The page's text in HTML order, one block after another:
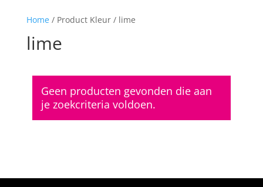
Home/ Product Kleur / lime
lime
Geen producten gevonden die aan
je zoekcriteria voldoen.